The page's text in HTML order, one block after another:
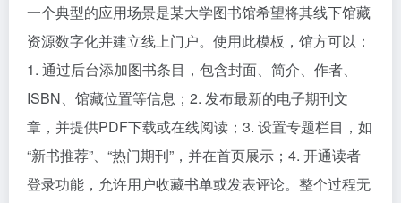
一个典型的应用场景是某大学图书馆希望将其线下馆藏
资源数字化并建立线上门户。使用此模板，馆方可以：
1. 通过后台添加图书条目，包含封面、简介、作者、
ISBN、馆藏位置等信息；2. 发布最新的电子期刊文
章，并提供PDF下载或在线阅读；3. 设置专题栏目，如
“新书推荐”、“热门期刊”，并在首页展示；4. 开通读者
登录功能，允许用户收藏书单或发表评论。整个过程无